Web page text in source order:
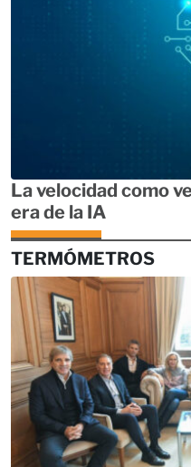
La velocidad como
era de la IA
TERMÓMETROS